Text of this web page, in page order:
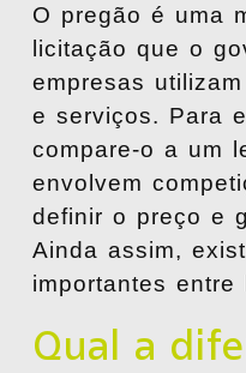
O pregão é uma
licitação que o
empresas
e serviços. Para
compare-o a um
envolvem
definir o preço e
Ainda assim,
importantes
Qual a